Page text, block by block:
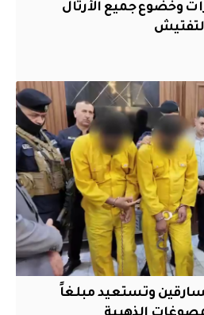
وخضوع جميع الأرتال
وتستعيد مبلغاً